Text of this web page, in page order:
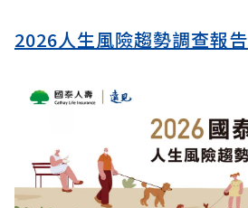
2026人生風險趨勢調查報告